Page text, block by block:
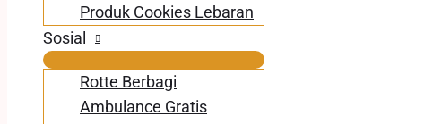
Produk Cookies Lebaran
Sosial
Rotte Berbagi
Ambulance Gratis